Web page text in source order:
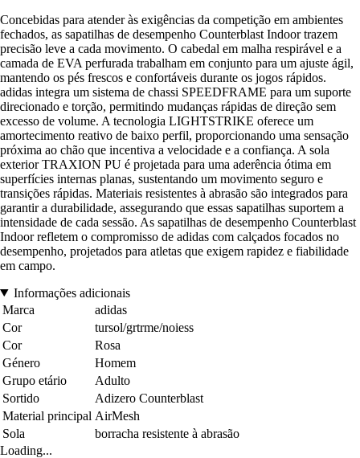
Concebidas para atender às exigências da competição em ambientes
fechados, as sapatilhas de desempenho Counterblast Indoor trazem
precisão leve a cada movimento. O cabedal em malha respirável e a
camada de EVA perfurada trabalham em conjunto para um ajuste ágil,
mantendo os pés frescos e confortáveis durante os jogos rápidos.
adidas integra um sistema de chassi SPEEDFRAME para um suporte
direcionado e torção, permitindo mudanças rápidas de direção sem
excesso de volume. A tecnologia LIGHTSTRIKE oferece um
amortecimento reativo de baixo perfil, proporcionando uma sensação
próxima ao chão que incentiva a velocidade e a confiança. A sola
exterior TRAXION PU é projetada para uma aderência ótima em
superfícies internas planas, sustentando um movimento seguro e
transições rápidas. Materiais resistentes à abrasão são integrados para
garantir a durabilidade, assegurando que essas sapatilhas suportem a
intensidade de cada sessão. As sapatilhas de desempenho Counterblast
Indoor refletem o compromisso de adidas com calçados focados no
desempenho, projetados para atletas que exigem rapidez e fiabilidade
em campo.
Informações adicionais
Marca
adidas
Cor
tursol/grtrme/noiess
Cor
Rosa
Género
Homem
Grupo etário
Adulto
Sortido
Adizero Counterblast
Material principal AirMesh
Sola
borracha resistente à abrasão
Loading...